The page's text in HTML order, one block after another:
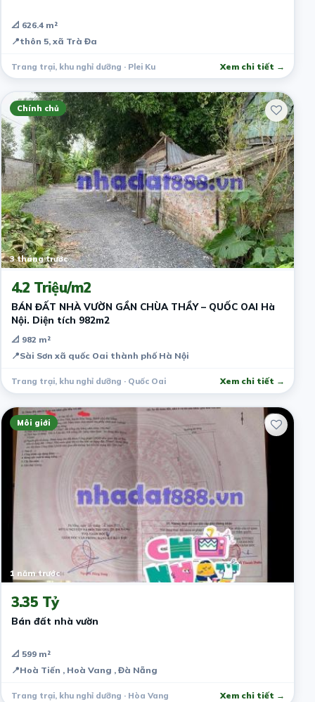
📐 626.4 m²
📍thôn 5, xã Trà Đa
Trang trại, khu nghỉ dưỡng · Plei Ku Xem chi tiết →
Chính chủ
3 tháng trước
4.2 Triệu/m2
BÁN ĐẤT NHÀ VƯỜN GẦN CHÙA THẦY – QUỐC OAI Hà
Nội. Diện tích 982m2
📐 982 m²
📍Sài Sơn xã quốc Oai thành phố Hà Nội
Trang trại, khu nghỉ dưỡng · Quốc Oai Xem chi tiết →
Môi giới
1 năm trước
3.35 Tỷ
Bán đất nhà vườn
📐 599 m²
📍Hoà Tiến , Hoà Vang , Đà Nẵng
Trang trại, khu nghỉ dưỡng · Hòa Vang Xem chi tiết →